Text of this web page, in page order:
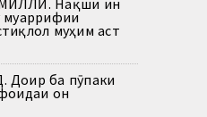
муаррифии
муҳим аст
ба пӯпаки
он